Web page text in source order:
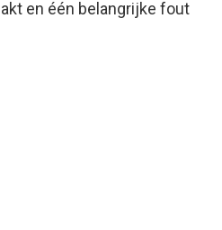
en één belangrijke fout